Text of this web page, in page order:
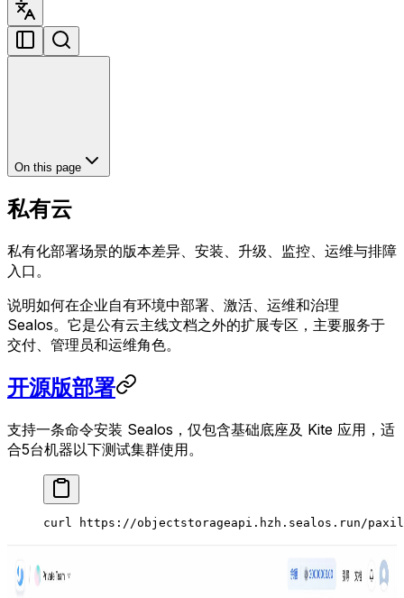
On this page
私有云
私有化部署场景的版本差异、安装、升级、监控、运维与排障
入口。
说明如何在企业自有环境中部署、激活、运维和治理
Sealos。它是公有云主线文档之外的扩展专区，主要服务于
交付、管理员和运维角色。
开源版部署
支持一条命令安装 Sealos，仅包含基础底座及 Kite 应用，适
合5台机器以下测试集群使用。
curl https : //objectstorageapi.hzh.sealos.run/